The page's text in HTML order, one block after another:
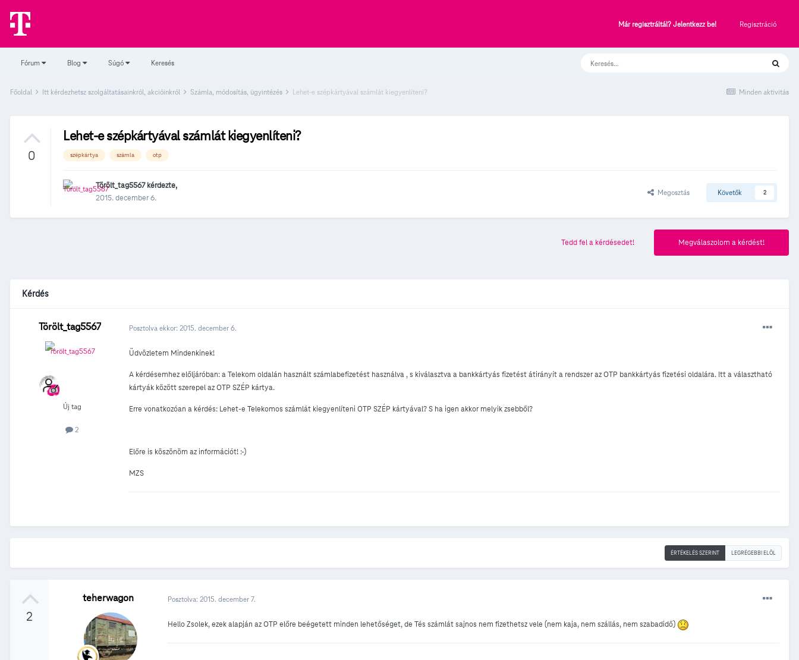
Már regisztráltál? Jelentkezz be! Regisztráció
Fórum Blog Súgó Keresés
Minden aktivitás
Főoldal Itt kérdezhetsz szolgáltatásainkról, akcióinkról Számla, módosítás, ügyintézés Lehet-e szépkártyával számlát kiegyenlíteni?
0
Lehet-e szépkártyával számlát kiegyenlíteni?
szépkártya számla otp
Törölt_tag5567kérdezte,
2015. december 6.
Megosztás Követők 2
Megválaszolom a kérdést!
Tedd fel a kérdésedet!
Kérdés
Törölt_tag5567
Új tag
2
Posztolva ekkor: 2015. december 6.
Üdvözletem Mindenkinek!
A kérdésemhez előljáróban: a Telekom oldalán használt számlabefizetést használva , s kiválasztva a bankkártyás fizetést átirányít a rendszer az OTP bankkártyás fizetési oldalára. Itt a választható
kártyák között szerepel az OTP SZÉP kártya.
Erre vonatkozóan a kérdés: Lehet-e Telekomos számlát kiegyenlíteni OTP SZÉP kártyával? S ha igen akkor melyik zsebből?
Előre is köszönöm az információt! :-)
MZS
ÉRTÉKELÉS SZERINT LEGRÉGEBBI ELÖL
2
teherwagon Posztolva: 2015. december 7.
Hello Zsolek, ezek alapján az OTP előre beégetett minden lehetőséget, de Tés számlát sajnos nem fizethetsz vele (nem kaja, nem szállás, nem szabadidő)